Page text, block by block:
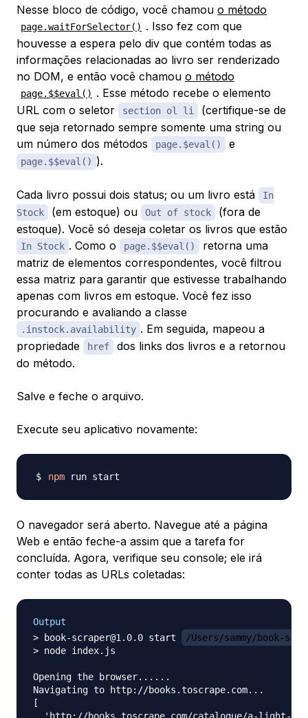
Nesse bloco de código, você chamou o método
page.waitForSelector() . Isso fez com que
houvesse a espera pelo div que contém todas as
informações relacionadas ao livro ser renderizado
no DOM, e então você chamou o método
page.$$eval() . Esse método recebe o elemento
URL com o seletor
section ol li
(certifique-se de
que seja retornado sempre somente uma string ou
um número dos métodos
page.$eval() e
page.$$eval() ).
Cada livro possui dois status; ou um livro está
In
Stock
(em estoque) ou Out of stock
(fora de
estoque). Você só deseja coletar os livros que estão
In Stock . Como o page.$$eval()
retorna uma
matriz de elementos correspondentes, você filtrou
essa matriz para garantir que estivesse trabalhando
apenas com livros em estoque. Você fez isso
procurando e avaliando a classe
.instock.availability . Em seguida, mapeou a
propriedade
href
dos links dos livros e a retornou
do método.
Salve e feche o arquivo.
Execute seu aplicativo novamente:
npm
O navegador será aberto. Navegue até a página
Web e então feche-a assim que a tarefa for
concluída. Agora, verifique seu console; ele irá
conter todas as URLs coletadas:
Output
> book-scraper@1.0.0 start
/Users/sammy/book-
> node index.js
Opening the browser......
Navigating to http://books.toscrape.com...
[